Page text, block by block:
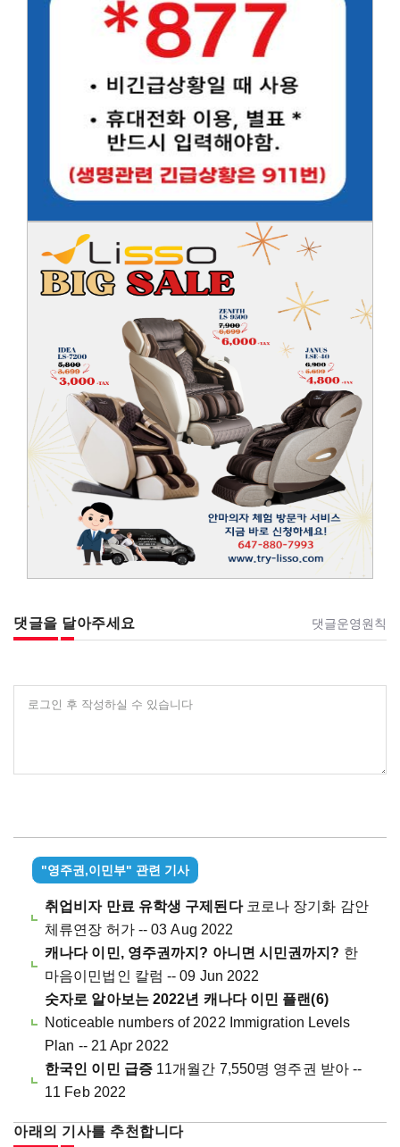
댓글을 달아주세요 댓글운영원칙
로그인 후 작성하실 수 있습니다
"영주권,이민부" 관련 기사
취업비자 만료 유학생 구제된다 코로나 장기화 감안
체류연장 허가 -- 03 Aug 2022
캐나다 이민, 영주권까지? 아니면 시민권까지? 한
마음이민법인 칼럼 -- 09 Jun 2022
숫자로 알아보는 2022년 캐나다 이민 플랜(6)
Noticeable numbers of 2022 Immigration Levels
Plan -- 21 Apr 2022
한국인 이민 급증11개월간 7,550명 영주권 받아 --
11 Feb 2022
아래의 기사를 추천합니다